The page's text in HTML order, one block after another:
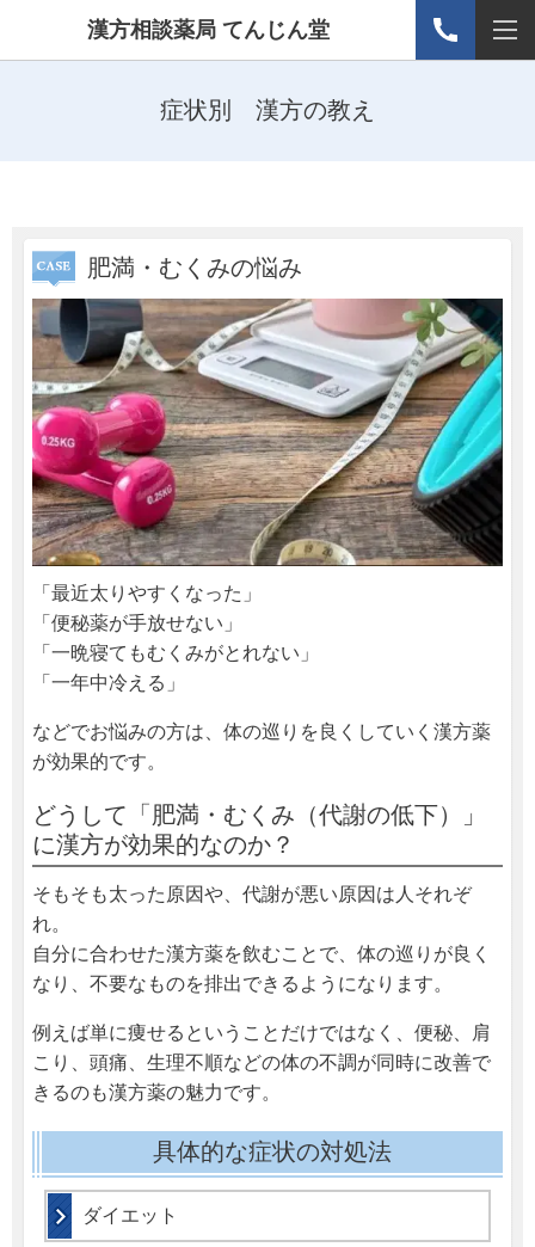
漢方相談薬局 てんじん堂
症状別 漢方の教え
肥満・むくみの悩み
「最近太りやすくなった」
「便秘薬が手放せない」
「一晩寝てもむくみがとれない」
「一年中冷える」
などでお悩みの方は、 体の巡りを良くしていく漢方薬
が効果的です。
どうして「肥満・むくみ（代謝の低下）」
に漢方が効果的なのか？
そもそも太った原因や、代謝が悪い原因は人それぞ
れ。
自分に合わせた漢方薬を飲むことで、体の巡りが良く
なり、不要なものを排出できるようになります。
例えば単に痩せるということだけではなく、便秘、肩
こり、頭痛、生理不順などの体の不調が同時に改善で
きるのも漢方薬の魅力です。
具体的な症状の対処法
ダイエット